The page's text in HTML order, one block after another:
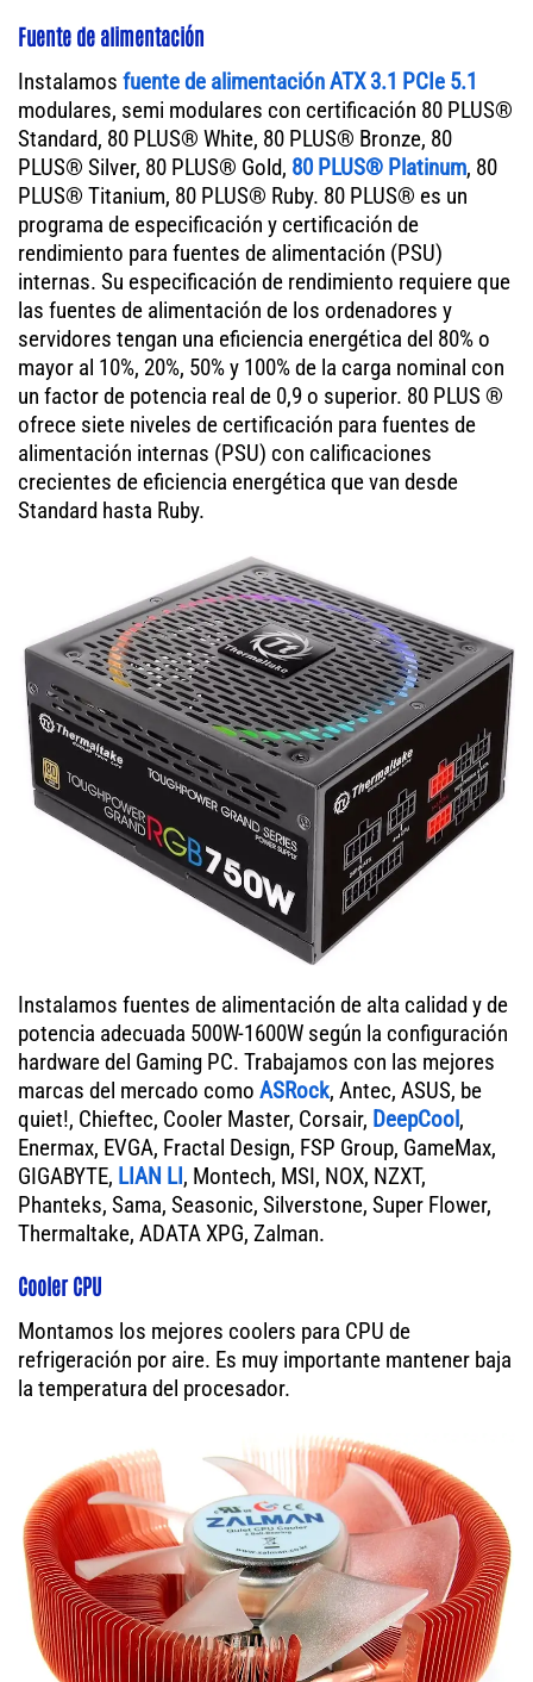
Fuente de alimentación
Instalamos fuente de alimentación ATX 3.1 PCIe 5.1
modulares, semi modulares con certificación 80 PLUS®
Standard, 80 PLUS® White, 80 PLUS® Bronze, 80
PLUS® Silver, 80 PLUS® Gold, 80 PLUS® Platinum, 80
PLUS® Titanium, 80 PLUS® Ruby. 80 PLUS® es un
programa de especificación y certificación de
rendimiento para fuentes de alimentación (PSU)
internas. Su especificación de rendimiento requiere que
las fuentes de alimentación de los ordenadores y
servidores tengan una eficiencia energética del 80% o
mayor al 10%, 20%, 50% y 100% de la carga nominal con
un factor de potencia real de 0,9 o superior. 80 PLUS ®
ofrece siete niveles de certificación para fuentes de
alimentación internas (PSU) con calificaciones
crecientes de eficiencia energética que van desde
Standard hasta Ruby.
Instalamos fuentes de alimentación de alta calidad y de
potencia adecuada 500W-1600W según la configuración
hardware del Gaming PC. Trabajamos con las mejores
marcas del mercado como ASRock, Antec, ASUS, be
quiet!, Chieftec, Cooler Master, Corsair, DeepCool,
Enermax, EVGA, Fractal Design, FSP Group, GameMax,
GIGABYTE, LIAN LI, Montech, MSI, NOX, NZXT,
Phanteks, Sama, Seasonic, Silverstone, Super Flower,
Thermaltake, ADATA XPG, Zalman.
Cooler CPU
Montamos los mejores coolers para CPU de
refrigeración por aire. Es muy importante mantener baja
la temperatura del procesador.